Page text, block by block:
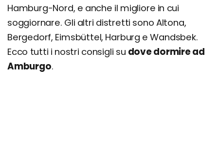
Hamburg-Nord, e anche il migliore in cui
soggiornare. Gli altri distretti sono Altona,
Bergedorf, Eimsbüttel, Harburg e Wandsbek.
Ecco tutti i nostri consigli su dove dormire ad
Amburgo.